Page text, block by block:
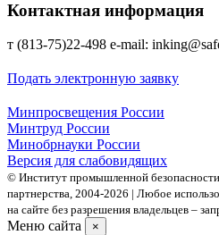
Контактная информация
т (813-75)22-498 е-mаil:
Подать электронную заявку
Минпросвещения России
Минтруд России
Минобрнауки России
Версия для слабовидящих
© Институт промышленной
партнерства, 2004- 2026 | Любое
на сайте без разрешения владельцев –
Меню сайта ×